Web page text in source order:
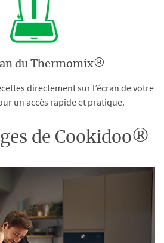
du Thermomix®
directement sur l’écran de votre
un accès rapide et pratique.
de Cookidoo®